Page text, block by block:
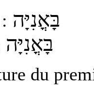
בָּאֳנִיָּה
בָּאֳנִיָּה
du